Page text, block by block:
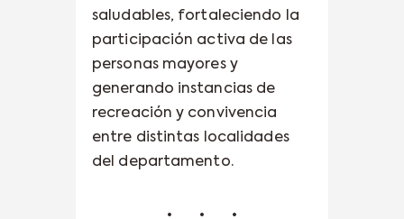
saludables, fortaleciendo la
participación activa de las
personas mayores y
generando instancias de
recreación y convivencia
entre distintas localidades
del departamento.